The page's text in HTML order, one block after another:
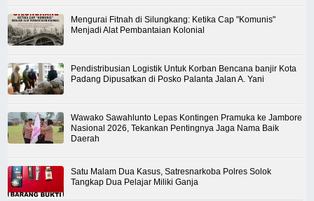
Mengurai Fitnah di Silungkang: Ketika Cap "Komunis"
Menjadi Alat Pembantaian Kolonial
Pendistribusian Logistik Untuk Korban Bencana banjir Kota
Padang Dipusatkan di Posko Palanta Jalan A. Yani
Wawako Sawahlunto Lepas Kontingen Pramuka ke Jambore
Nasional 2026, Tekankan Pentingnya Jaga Nama Baik
Daerah
Satu Malam Dua Kasus, Satresnarkoba Polres Solok
Tangkap Dua Pelajar Miliki Ganja